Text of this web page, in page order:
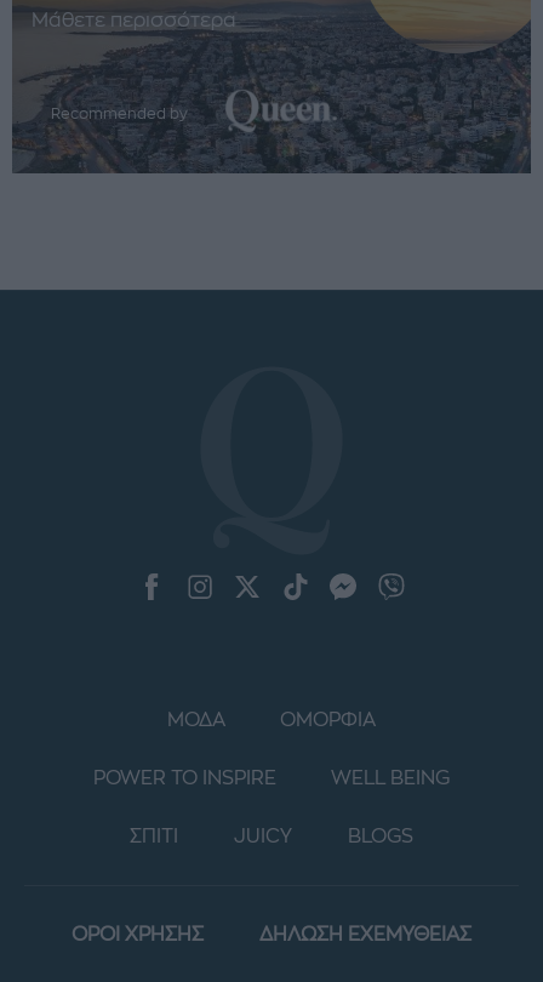
Μάθετε περισσότερα
Recommended by
ΜΟΔΑ ΟΜΟΡΦΙΑ
POWER TO INSPIRE WELL BEING
ΣΠΙΤΙ JUICY BLOGS
ΟΡΟΙ ΧΡΗΣΗΣ ΔΗΛΩΣΗ ΕΧΕΜΥΘΕΙΑΣ